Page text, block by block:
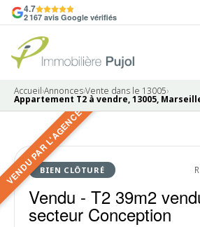
4.7
2 167 avis Google vérifiés
Accueil›Annonces›Vente dans le 13005›
Appartement T2 à vendre, 13005,
VENDU PAR L'AGENCE
BIEN CLÔTURÉ
Vendu - T2 39m2
secteur Conception
VENDU
7 photos